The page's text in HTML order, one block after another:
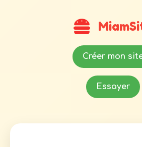
Créer mon
Essayer